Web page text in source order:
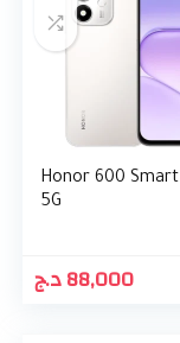
Honor 600 Smart
5G
88,000د.ج